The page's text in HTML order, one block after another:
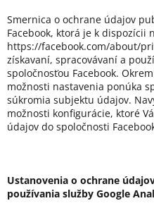
Smernica o ochrane údajov
Facebook, ktorá je k dispozícii
https://facebook.com/about/
získavaní, spracovávaní a
spoločnosťou Facebook.
možnosti nastavenia ponúka
súkromia subjektu údajov.
možnosti konfigurácie, ktoré
údajov do spoločnosti
Ustanovenia o ochrane
používania služby Google